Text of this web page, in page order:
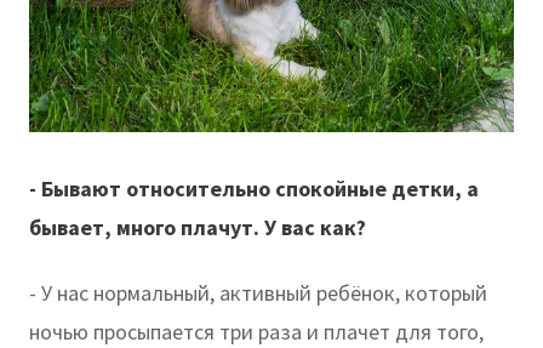
- Бывают относительно спокойные детки, а
бывает, много плачут. У вас как?
- У нас нормальный, активный ребёнок, который
ночью просыпается три раза и плачет для того,